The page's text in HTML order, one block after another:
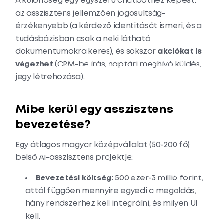
az asszisztens jellemzően jogosultság-
érzékenyebb (a kérdező identitását ismeri, és a
tudásbázisban csak a neki látható
dokumentumokra keres), és sokszor akciókat is
végezhet (CRM-be írás, naptári meghívó küldés,
jegy létrehozása).
Mibe kerül egy asszisztens
bevezetése?
Egy átlagos magyar középvállalat (50-200 fő)
belső AI-asszisztens projektje:
Bevezetési költség:500 ezer-3 millió forint,
attól függően mennyire egyedi a megoldás,
hány rendszerhez kell integrálni, és milyen UI
kell.